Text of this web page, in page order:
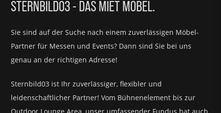
STERNBILD03 - DAS MIET MÖBEL.
Sie sind auf der Suche nach einem zuverlässigen Möbel-
Partner für Messen und Events? Dann sind Sie bei uns
genau an der richtigen Adresse!
Sternbild03 ist Ihr zuverlässiger, flexibler und
leidenschaftlicher Partner! Vom Bühnenelement bis zur